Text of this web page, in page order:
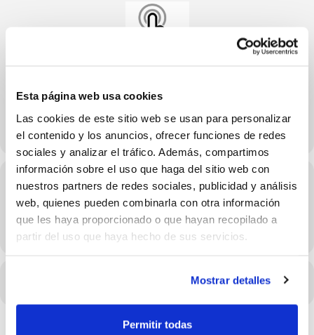
Esta página web usa cookies
Las cookies de este sitio web se usan para personalizar
el contenido y los anuncios, ofrecer funciones de redes
sociales y analizar el tráfico. Además, compartimos
información sobre el uso que haga del sitio web con
nuestros partners de redes sociales, publicidad y análisis
web, quienes pueden combinarla con otra información
que les haya proporcionado o que hayan recopilado a
partir del uso que haya hecho de sus servicios.
Mostrar detalles
Permitir todas
21 al 22 de Febrero
Hora
21/02/2026 - 22/02/2026 (Consulta el horario en los detalles
del evento)
(GMT+02:00)
CALENDARIO GOOGLE